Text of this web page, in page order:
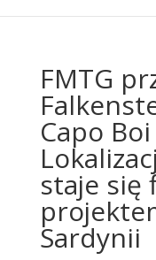
FMTG
Capo
staje się
Sardynii